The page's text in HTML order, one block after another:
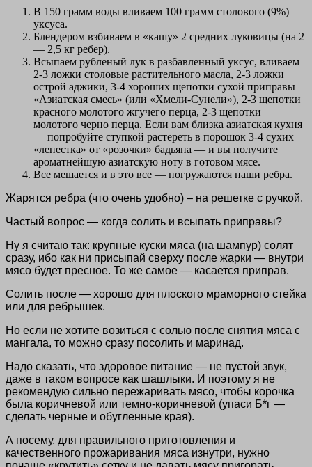
В 150 грамм воды вливаем 100 грамм столового (9%)
уксуса.
Блендером взбиваем в «кашу» 2 средних луковицы (на 2
— 2,5 кг ребер).
Всыпаем рубленый лук в разбавленный уксус, вливаем
2-3 ложки столовые растительного масла, 2-3 ложки
острой аджики, 3-4 хороших щепотки сухой приправы
«Азиатская смесь» (или «Хмели-Сунели»), 2-3 щепотки
красного молотого жгучего перца, 2-3 щепотки
молотого черно перца. Если вам близка азиатская кухня
— попробуйте ступкой растереть в порошок 3-4 сухих
«лепестка» от «розочки» бадьяна — и вы получите
ароматнейшую азиатскую ноту в готовом мясе.
Все мешается и в это все — погружаются наши ребра.
Жарятся ребра (что очень удобно) – на решетке с ручкой.
Частый вопрос — когда солить и всыпать приправы?
Ну я считаю так: крупные куски мяса (на шампур) солят
сразу, ибо как ни присыпай сверху после жарки — внутри
мясо будет пресное. То же самое — касается приправ.
Солить после — хорошо для плоского мраморного стейка
или для ребрышек.
Но если не хотите возиться с солью после снятия мяса с
мангала, то можно сразу посолить и маринад.
Надо сказать, что здоровое питание — не пустой звук,
даже в таком вопросе как шашлыки. И поэтому я не
рекомендую сильно пережаривать мясо, чтобы корочка
была коричневой или темно-коричневой (упаси Б*г —
сделать черные и обугленные края).
А посему, для правильного приготовления и
качественного прожаривания мяса изнутри, нужно